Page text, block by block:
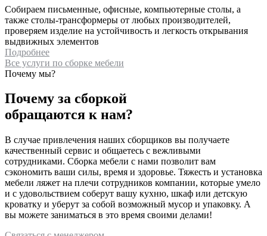
Собираем письменные, офисные, компьютерные столы, а
также столы-трансформеры от любых производителей,
проверяем изделие на устойчивость и легкость открывания
выдвижных элементов
Подробнее
Все услуги по сборке мебели
Почему мы?
Почему за сборкой
обращаются к нам?
В случае привлечения наших сборщиков вы получаете
качественный сервис и общаетесь с вежливыми
сотрудниками. Сборка мебели с нами позволит вам
сэкономить ваши силы, время и здоровье. Тяжесть и установка
мебели ляжет на плечи сотрудников компании, которые умело
и с удовольствием соберут вашу кухню, шкаф или детскую
кроватку и уберут за собой возможный мусор и упаковку. А
вы можете заниматься в это время своими делами!